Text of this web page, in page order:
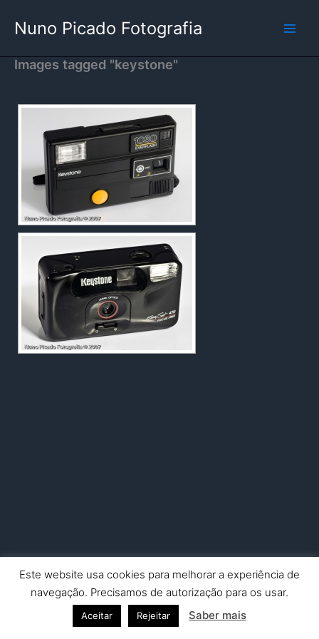
Nuno Picado Fotografia
Images tagged "keystone"
Copyright © 2026 Nuno Picado Fotografia | Powered byAstra
WordPress Theme
Este website usa cookies para melhorar a experiência de
navegação. Precisamos de autorização para os usar.
Aceitar Rejeitar Saber mais